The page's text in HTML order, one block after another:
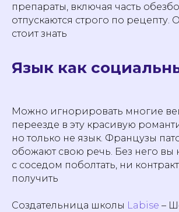
препараты, включая часть
отпускаются строго по рецепту.
стоит знать
Язык как
Можно игнорировать многие
переезде в эту красивую
но только не язык. Французы
обожают свою речь. Без него вы
с соседом поболтать, ни
получить
Создательница школы Labise –
Начнем учить язык
+33 769 337-208
Записаться на пробный урок